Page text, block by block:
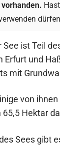
ist Teil
Erfurt und
mit
von
65,5 Hektar
Sees gibt